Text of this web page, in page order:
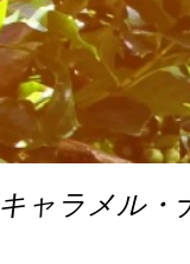
ャラメル・